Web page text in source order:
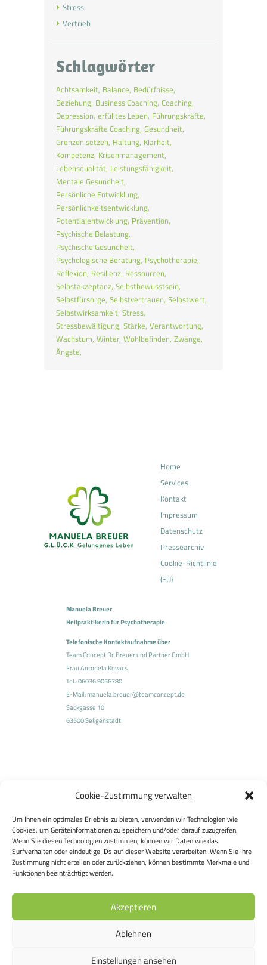
Cookie-Zustimmung verwalten
Um Ihnen ein optimales Erlebnis zu bieten, verwenden wir Technologien wie
Cookies, um Geräteinformationen zu speichern und/oder darauf zuzugreifen.
Wenn Sie diesen Technologien zustimmen, können wir Daten wie das
Surfverhalten oder eindeutige IDs auf dieser Website verarbeiten. Wenn Sie Ihre
Zustimmung nicht erteilen oder zurückziehen, können bestimmte Merkmale und
Funktionen beeinträchtigt werden.
Akzeptieren
Ablehnen
Einstellungen ansehen
Stress
Vertrieb
Schlagwörter
Achtsamkeit Balance Bedürfnisse
Beziehung Business Coaching Coaching
Depression erfülltes Leben Führungskräfte
Führungskräfte Coaching Gesundheit
Grenzen setzen Haltung Klarheit
Kompetenz Krisenmanagement
Lebensqualität Leistungsfähigkeit
Mentale Gesundheit
Persönliche Entwicklung
Persönlichkeitsentwicklung
Potentialentwicklung Prävention
Psychische Belastung
Psychische Gesundheit
Psychologische Beratung Psychotherapie
Reflexion Resilienz Ressourcen
Selbstakzeptanz Selbstbewusstsein
Selbstfürsorge Selbstvertrauen Selbstwert
Selbstwirksamkeit Stress
Stressbewältigung Stärke Verantwortung
Wachstum Winter Wohlbefinden Zwänge
Ängste
Home
Services
Kontakt
Impressum
Datenschutz
Pressearchiv
Cookie-Richtlinie
(EU)
Manuela Breuer
Heilpraktikerin für Psychotherapie
Telefonische Kontaktaufnahme über
Team Concept Dr. Breuer und Partner GmbH
Frau Antonela Kovacs
Tel.:06036 9056780
E-Mail:manuela.breuer@teamconcept.de
Sackgasse 10
63500 Seligenstadt